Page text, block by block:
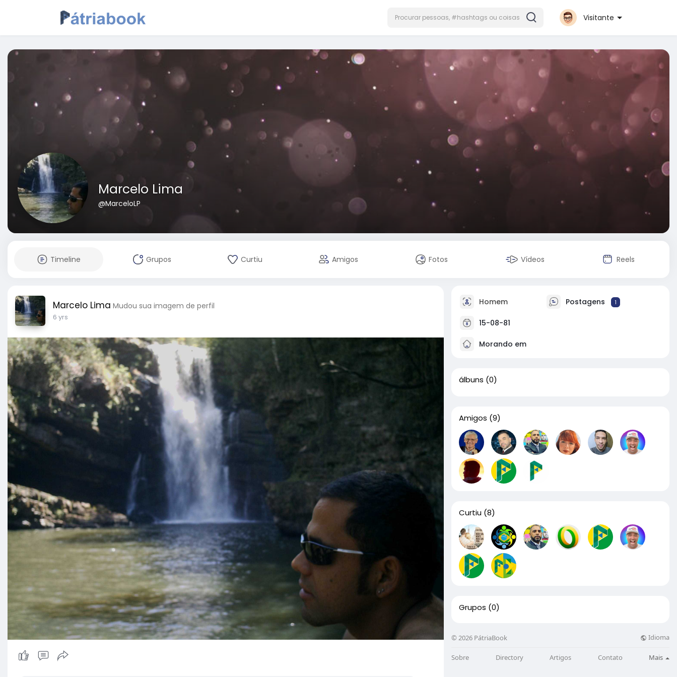
Visitante
Marcelo Lima
@MarceloLP
Timeline Grupos Curtiu Amigos Fotos Vídeos Reels
Marcelo Lima Mudou sua imagem de perfil
6 yrs
Homem Postagens 1
15-08-81
Morando em
álbuns (0)
Amigos (9)
Curtiu (8)
Grupos (0)
© 2026 PátriaBook Idioma
Sobre Directory Artigos Contato Mais